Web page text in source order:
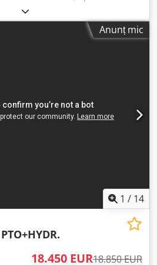
7.240 kg
totală:40.000 kg,
315 / 80 R 22.5 / 11mm ,
,
Anunț mic
1 / 14
18.450 EUR18.850 EUR